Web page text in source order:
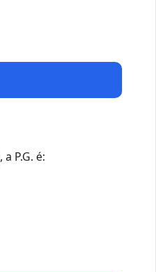
, a P.G. é: